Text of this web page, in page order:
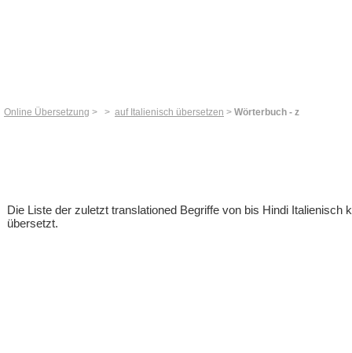
Online Übersetzung > > auf Italienisch übersetzen > Wörterbuch - z
Die Liste der zuletzt translationed Begriffe von bis Hindi
übersetzt.